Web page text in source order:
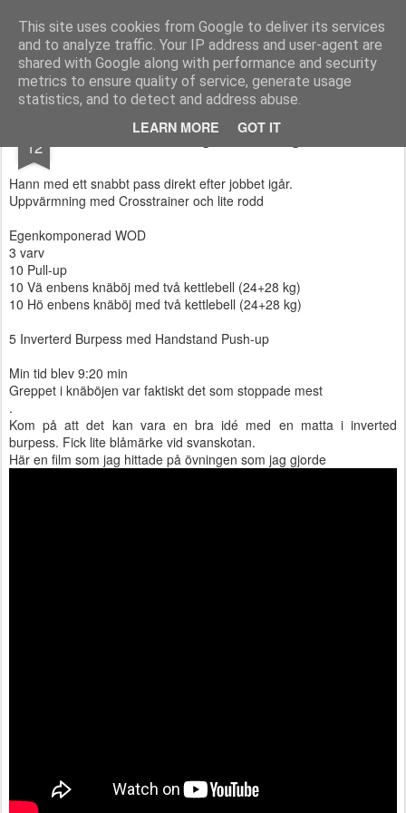
This site uses cookies from Google to deliver its services
and to analyze traffic. Your IP address and user-agent are
shared with Google along with performance and security
metrics to ensure quality of service, generate usage
statistics, and to detect and address abuse.
LEARN MORE GOT IT
Functional Fitness by Mattias - Träningsinspiration & träningsfilmer
Pages
12 Gårdagens träning
Hann med ett snabbt pass direkt efter jobbet igår.
Uppvärmning med Crosstrainer och lite rodd
Egenkomponerad WOD
3 varv
10 Pull-up
10 Vä enbens knäböj med två kettlebell (24+28 kg)
10 Hö enbens knäböj med två kettlebell (24+28 kg)
5 Inverterd Burpess med Handstand Push-up
Min tid blev 9:20 min
Greppet i knäböjen var faktiskt det som stoppade mest
.
Kom på att det kan vara en bra idé med en matta i inverted
burpess. Fick lite blåmärke vid svanskotan.
Här en film som jag hittade på övningen som jag gjorde